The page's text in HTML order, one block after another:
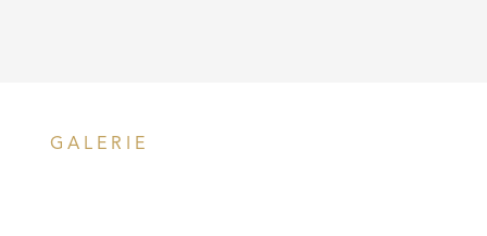
GALERIE